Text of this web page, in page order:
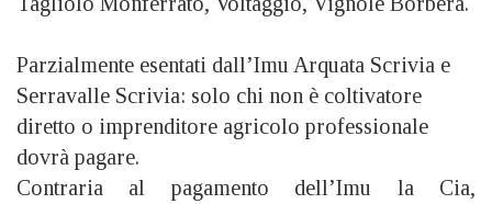
Parzialmente esentati dall’Imu Arquata Scrivia e
Serravalle Scrivia: solo chi non è coltivatore
diretto o imprenditore agricolo professionale
dovrà pagare.
Contraria al pagamento dell’Imu la Cia,